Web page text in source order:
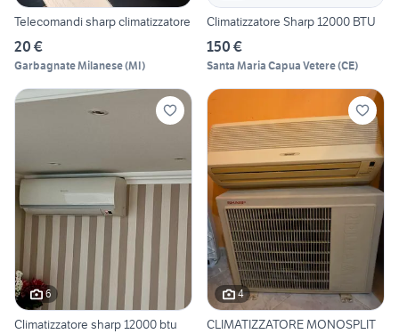
Telecomandi sharp climatizzatore
20 €
Garbagnate Milanese(MI)
Climatizzatore Sharp 12000 BTU
150 €
Santa Maria Capua Vetere(CE)
6
Climatizzatore sharp 12000 btu
4
CLIMATIZZATORE MONOSPLIT